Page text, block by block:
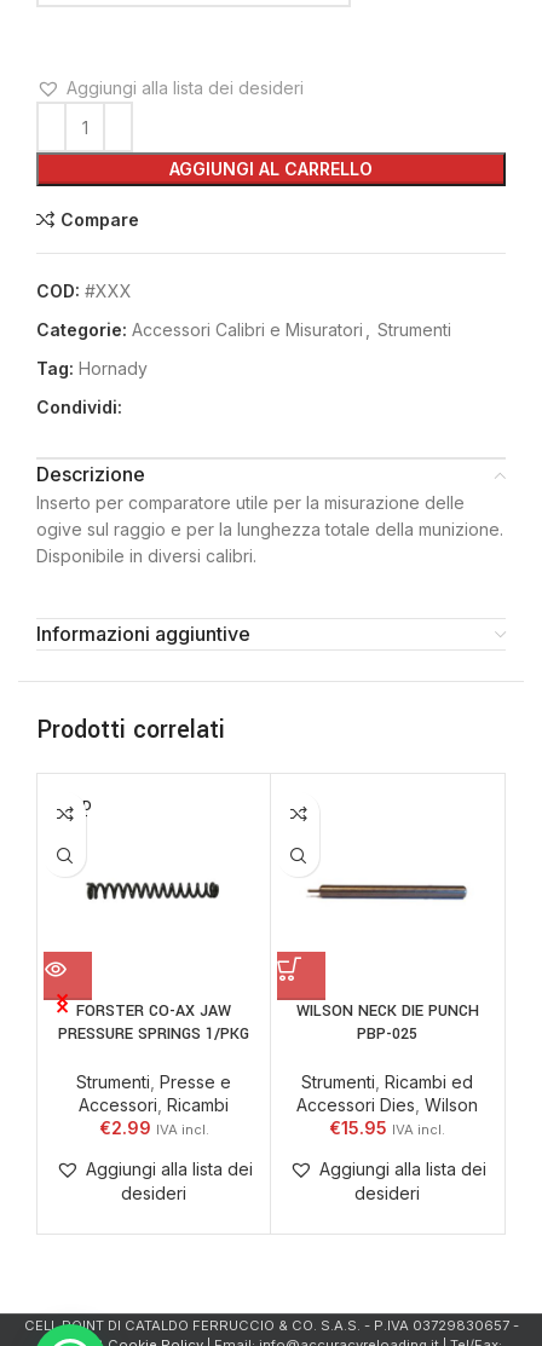
AGGIUNGI AL CARRELLO
Aggiungi alla lista dei desideri
Compare
COD: #XXX
Categorie: Accessori Calibri e Misuratori
Strumenti
Tag: Hornady
Condividi:
Descrizione
Inserto per comparatore utile per la misurazione delle
ogive sul raggio e per la lunghezza totale della munizione.
Disponibile in diversi calibri.
Informazioni aggiuntive
Prodotti correlati
SOLD
OUT
FORSTER CO-AX JAW
PRESSURE SPRINGS 1/PKG
Strumenti Presse e
Accessori Ricambi
€2.99
Aggiungi alla lista dei
desideri
WILSON NECK DIE PUNCH
PBP-025
Strumenti Ricambi ed
Accessori Dies Wilson
€15.95
Aggiungi alla lista dei
desideri
CELL.POINT DI CATALDO FERRUCCIO & CO. S.A.S. - P.IVA 03729830657 -